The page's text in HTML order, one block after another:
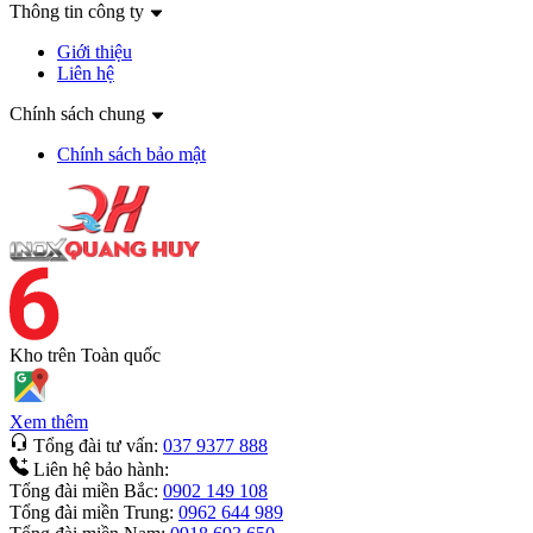
Thông tin công ty
Giới thiệu
Liên hệ
Chính sách chung
Chính sách bảo mật
Kho trên Toàn quốc
Xem thêm
Tổng đài tư vấn: 037 9377 888
Liên hệ bảo hành:
Tổng đài miền Bắc: 0902 149 108
Tổng đài miền Trung: 0962 644 989